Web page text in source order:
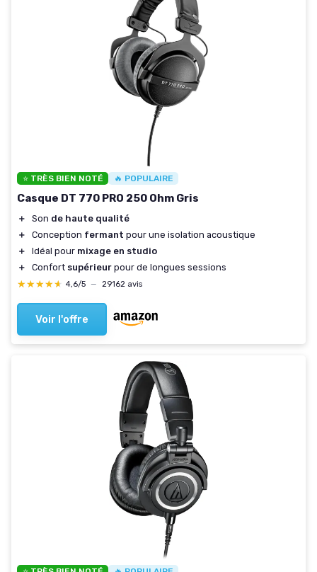
⭐ TRÈS BIEN NOTÉ 🔥 POPULAIRE
Casque DT 770 PRO 250 Ohm Gris
＋ Son de haute qualité
＋
Conception fermant pour une isolation acoustique
＋
Idéal pour mixage en studio
＋
Confort supérieur pour de longues sessions
★★★★★
★★★★★ 4,6/5 — 29162 avis
Voir l'offre